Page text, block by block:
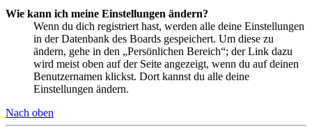
Wie kann ich meine Einstellungen ändern?
Wenn du dich registriert hast, werden alle deine Einstellungen
in der Datenbank des Boards gespeichert. Um diese zu
ändern, gehe in den „Persönlichen Bereich“; der Link dazu
wird meist oben auf der Seite angezeigt, wenn du auf deinen
Benutzernamen klickst. Dort kannst du alle deine
Einstellungen ändern.
Nach oben